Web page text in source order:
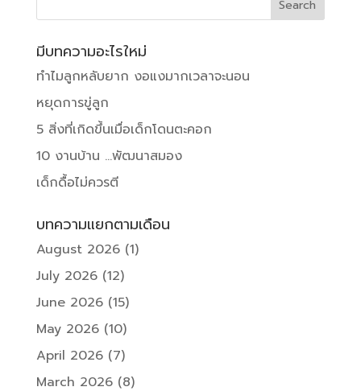
มีบทความอะไรใหม่
ทำไมลูกหลับยาก งอแงมากเวลาจะนอน
หยุดการขู่ลูก
5 สิ่งที่เกิดขึ้นเมื่อเด็กโดนตะคอก
10 งานบ้าน …พัฒนาสมอง
เด็กดื้อไม่ควรตี
บทความแยกตามเดือน
August 2026(1)
July 2026(12)
June 2026(15)
May 2026(10)
April 2026(7)
March 2026(8)